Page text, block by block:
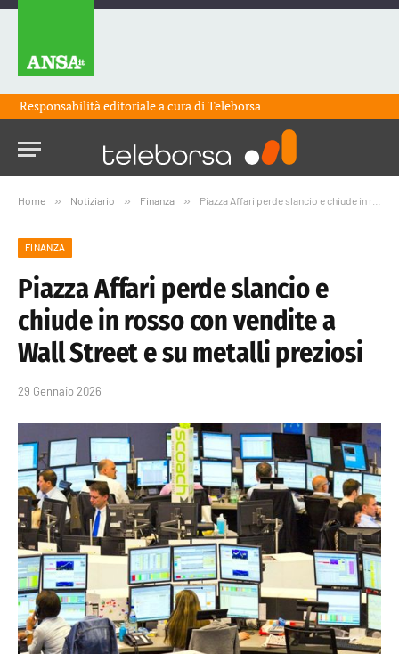
Responsabilità editoriale a cura diTeleborsa
Home » Notiziario » Finanza » Piazza Affari perde slancio e chiude in rosso con vendite a Wall Street e su metalli preziosi
FINANZA
Piazza Affari perde slancio e
chiude in rosso con vendite a
Wall Street e su metalli preziosi
29 Gennaio 2026